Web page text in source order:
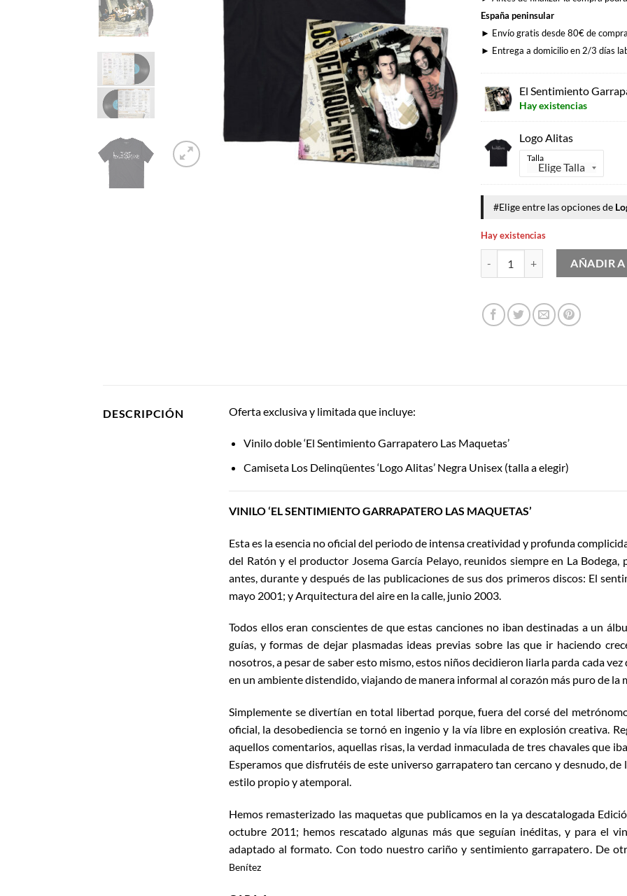
España peninsular
► Envío gratis desde 80€ de
► Entrega a domicilio en 2/3 días
El Sentimiento
Hay existencias
Logo Alitas
Talla
#Elige entre las opciones de
Hay existencias
Lote Oferta SentimientoAÑADIR A
DESCRIPCIÓN Oferta exclusiva y limitada que incluye:
Vinilo doble ‘El Sentimiento Garrapatero Las Maquetas’
Camiseta Los Delinqüentes ‘Logo Alitas’ Negra Unisex (talla a elegir)
VINILO ‘EL SENTIMIENTO GARRAPATERO LAS MAQUETAS’
Esta es la esencia no oficial del periodo de intensa creatividad y profunda
del Ratón y el productor Josema García Pelayo, reunidos siempre en La
antes, durante y después de las publicaciones de sus dos primeros discos: El
mayo 2001; y Arquitectura del aire en la calle, junio 2003.
Todos ellos eran conscientes de que estas canciones no iban destinadas a un
guías, y formas de dejar plasmadas ideas previas sobre las que ir haciendo
nosotros, a pesar de saber esto mismo, estos niños decidieron liarla parda cada
en un ambiente distendido, viajando de manera informal al corazón más puro de la
Simplemente se divertían en total libertad porque, fuera del corsé del
oficial, la desobediencia se tornó en ingenio y la vía libre en explosión creativa.
aquellos comentarios, aquellas risas, la verdad inmaculada de tres chavales que
Esperamos que disfrutéis de este universo garrapatero tan cercano y desnudo,
estilo propio y atemporal.
Hemos remasterizado las maquetas que publicamos en la ya descatalogada
octubre 2011; hemos rescatado algunas más que seguían inéditas, y para el
adaptado al formato. Con todo nuestro cariño y sentimiento garrapatero. De
Benítez